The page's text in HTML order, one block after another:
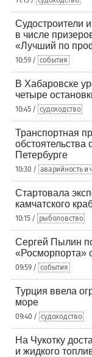
Судостроители
в числе
«Лучший по
10:59 / события
В Хабаровске
четыре
10:45 / судоходство
Транспортная
обстоятельства
Петербурге
10:30 / аварийность и
Стартовала
камчатского
10:15 / рыболовство
Сергей Пылин
«Росморпорта»
09:59 / события
Турция ввела
море
09:40 / судоходство
На Чукотку
и жидкого